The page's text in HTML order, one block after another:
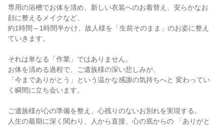
専用の浴槽でお体を清め、新しい衣装へのお着替え、安らかなお
顔に整えるメイクなど、
約1時間～1時間半かけ、故人様を「生前そのまま」のお姿に整え
ていきます。
それは単なる「作業」ではありません。
お体を清める過程で、ご遺族様の深い悲しみが、
「今までありがとう」という温かな感謝の気持ちへと 変わってい
く瞬間に立ち会います。
ご遺族様が心の準備を整え、心残りのないお別れを実現する。
人生の最期に深く関わり、人から直接、心の底からの 「ありがと